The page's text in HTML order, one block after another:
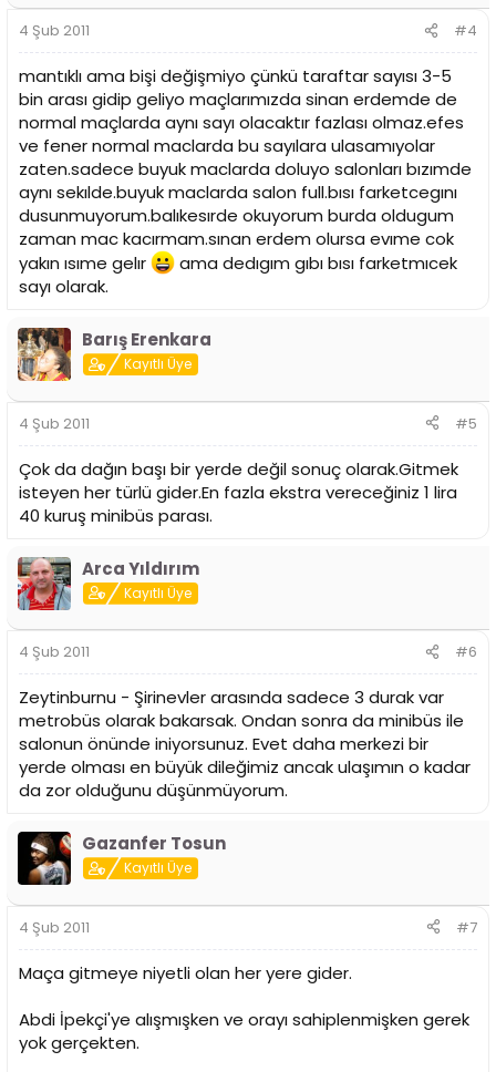
4 Şub 2011 #4
mantıklı ama bişi değişmiyo çünkü taraftar sayısı 3-5
bin arası gidip geliyo maçlarımızda sinan erdemde de
normal maçlarda aynı sayı olacaktır fazlası olmaz.efes
ve fener normal maclarda bu sayılara ulasamıyolar
zaten.sadece buyuk maclarda doluyo salonları bızımde
aynı sekılde.buyuk maclarda salon full.bısı farketcegını
dusunmuyorum.balıkesırde okuyorum burda oldugum
zaman mac kacırmam.sınan erdem olursa evıme cok
yakın ısıme gelır
ama dedıgım gıbı bısı farketmıcek
sayı olarak.
Barış Erenkara
Kayıtlı Üye
4 Şub 2011 #5
Çok da dağın başı bir yerde değil sonuç olarak.Gitmek
isteyen her türlü gider.En fazla ekstra vereceğiniz 1 lira
40 kuruş minibüs parası.
Arca Yıldırım
Kayıtlı Üye
4 Şub 2011 #6
Zeytinburnu - Şirinevler arasında sadece 3 durak var
metrobüs olarak bakarsak. Ondan sonra da minibüs ile
salonun önünde iniyorsunuz. Evet daha merkezi bir
yerde olması en büyük dileğimiz ancak ulaşımın o kadar
da zor olduğunu düşünmüyorum.
Gazanfer Tosun
Kayıtlı Üye
4 Şub 2011 #7
Maça gitmeye niyetli olan her yere gider.
Abdi İpekçi'ye alışmışken ve orayı sahiplenmişken gerek
yok gerçekten.